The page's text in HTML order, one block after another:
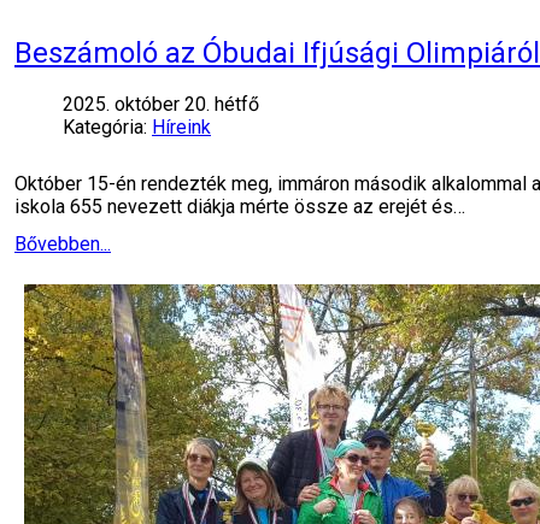
Beszámoló az Óbudai Ifjúsági Olimpiáról
2025. október 20. hétfő
Kategória: Híreink
Október 15-én rendezték meg, immáron második
iskola 655 nevezett diákja mérte össze az erejét és…
Bővebben...